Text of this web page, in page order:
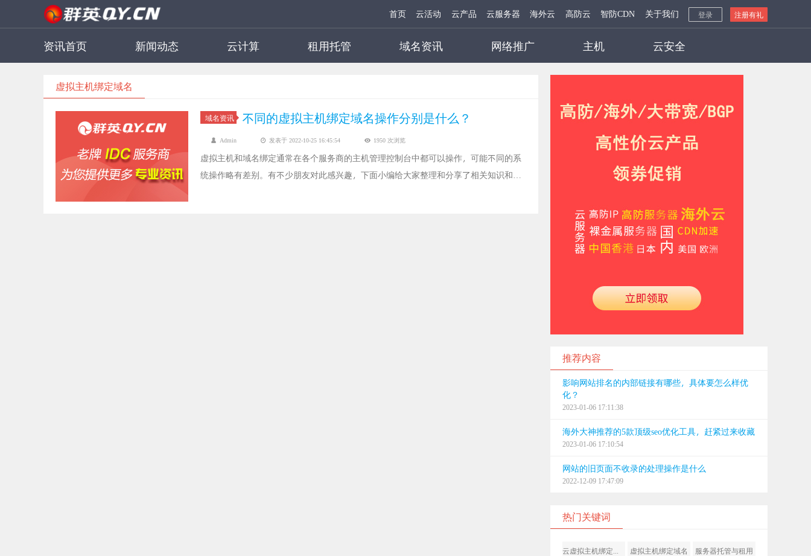
首页 云活动 云产品 云服务器 海外云 高防云 智防CDN 关于我们 登录 注册有礼
资讯首页 新闻动态 云计算 租用托管 域名资讯 网络推广 主机 云安全
虚拟主机绑定域名
域名资讯 不同的虚拟主机绑定域名操作分别是什么？
Admin 发表于 2022-10-25 16:45:54 1950 次浏览
虚拟主机和域名绑定通常在各个服务商的主机管理控制台中都可以操作，可能不同的系
统操作略有差别。有不少朋友对此感兴趣，下面小编给大家整理和分享了相关知识和资
推荐内容
影响网站排名的内部链接有哪些，具体要怎么样优
化？
2023-01-06 17:11:38
海外大神推荐的5款顶级seo优化工具，赶紧过来收藏
2023-01-06 17:10:54
网站的旧页面不收录的处理操作是什么
2022-12-09 17:47:09
热门关键词
虚拟主机绑定域名 服务器托管与租用